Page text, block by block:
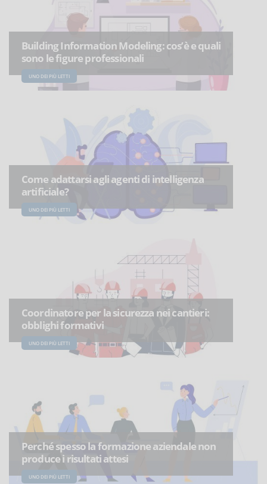
Building Information Modeling: cos’è e quali
sono le figure professionali
UNO DEI PIÙ LETTI
Come adattarsi agli agenti di intelligenza
artificiale?
UNO DEI PIÙ LETTI
Coordinatore per la sicurezza nei cantieri:
obblighi formativi
UNO DEI PIÙ LETTI
Perché spesso la formazione aziendale non
produce i risultati attesi
UNO DEI PIÙ LETTI